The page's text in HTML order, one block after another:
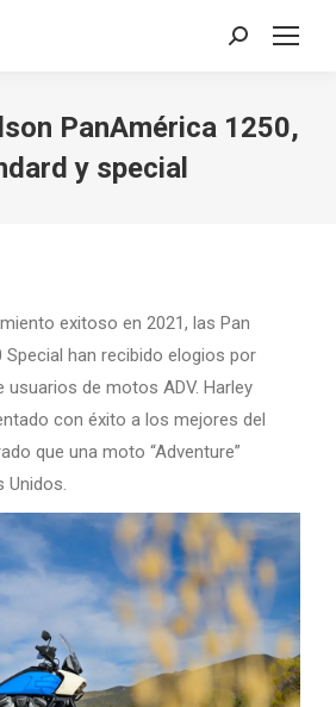
Search:
PanAmérica 1250,
y special
exitoso en 2021, las Pan
Special han recibido elogios por
usuarios de motos ADV. Harley
con éxito a los mejores del
que una moto “Adventure”
Unidos.